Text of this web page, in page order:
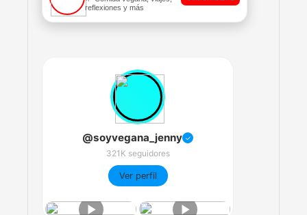
reflexiones y más
@soyvegana_jenny ✓
321K seguidores
Ver perfil